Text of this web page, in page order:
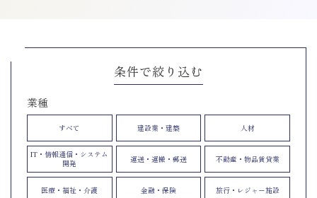
条件で絞り込む
業種
すべて 建設業・建築 人材
IT・情報通信・システム
開発
運送・運搬・郵送 不動産・物品賃貸業
医療・福祉・介護 金融・保険 旅行・レジャー施設